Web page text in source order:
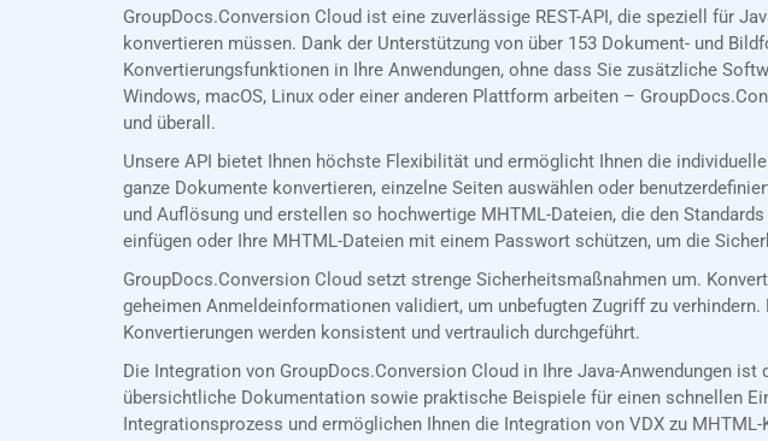
GroupDocs.Conversion Cloud ist eine zuverlässige REST-API, die speziell für
konvertieren müssen. Dank der Unterstützung von über 153 Dokument- und
Konvertierungsfunktionen in Ihre Anwendungen, ohne dass Sie zusätzliche
Windows, macOS, Linux oder einer anderen Plattform arbeiten –
und überall.
Unsere API bietet Ihnen höchste Flexibilität und ermöglicht Ihnen die
ganze Dokumente konvertieren, einzelne Seiten auswählen oder
und Auflösung und erstellen so hochwertige MHTML-Dateien, die den
einfügen oder Ihre MHTML-Dateien mit einem Passwort schützen, um die
GroupDocs.Conversion Cloud setzt strenge Sicherheitsmaßnahmen um.
geheimen Anmeldeinformationen validiert, um unbefugten Zugriff zu
Konvertierungen werden konsistent und vertraulich durchgeführt.
Die Integration von GroupDocs.Conversion Cloud in Ihre Java-Anwendungen
übersichtliche Dokumentation sowie praktische Beispiele für einen schnellen
Integrationsprozess und ermöglichen Ihnen die Integration von VDX zu